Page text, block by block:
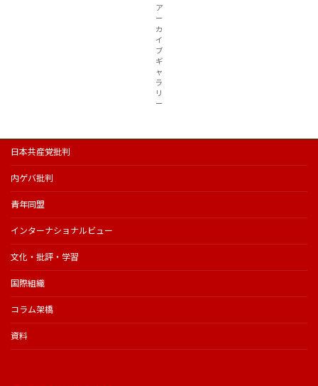
ア
ー
カ
イ
ブ
ギ
ャ
ラ
リ
ー
日本共産党批判
内ゲバ批判
青年同盟
インターナショナルビュー
文化・批評・学習
国際組織
コラム架橋
資料